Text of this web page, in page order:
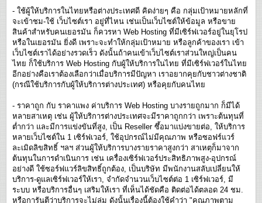
- ใช้ผู้ให้บริการในไทยหรือต่างประเทศดี คิดง่ายๆ คือ กลุ่มเป้าหมายหลักที่
จะเข้าชม-ใช้ เว็บไซต์เรา อยู่ที่ไหน เช่นเป็นเว็บไซต์ให้ข้อมูล หรือขาย
สินค้าสำหรับคนเยอรมัน ก็ควรหา Web Hosting ที่มีเซิร์ฟเวอร์อยู่ในยุโรป
หรือในเยอรมัน ยิ่งดี เพราะจะทำให้กลุ่มเป้าหมาย หรือลูกค้าของเรา เข้า
เว็บไซต์เราได้อย่างรวดเร็ว ดังนั้นถ้าคนเข้าเว็บไซต์เราส่วนใหญ่เป็นคน
ไทย ก็ใช้บริการ Web Hosting กับผู้ให้บริการในไทย ที่มีเซิร์ฟเวอร์ในไทย
อีกอย่างคือเราต้องเลือกว่าเมื่อบริการมีปัญหา เราอยากคุยกับชาวต่างชาติ
(กรณีใช้บริการกับผู้ให้บริการต่างประเทศ) หรือคุยกับคนไทย
- ราคาถูก กับ ราคาแพง ค่าบริการ Web Hosting บางรายถูกมาก ก็มีได้
หลายสาเหตุ เช่น ผู้ให้บริการต่างประเทศจะมีราคาถูกกว่า เพราะต้นทุนที่
ต่ำกว่า และมีการแข่งขันที่สูง, เป็น Reseller ซึ้อมาแบ่งขายต่อ, ให้บริการ
หลายเว็บไซต์ใน 1 เซิร์ฟเวอร์, ใช้อุปกรณ์ไม่มีคุณภาพ หรือซอฟร์แวร์
ละเมิดลิขสิทธิ์ ฯลฯ ส่วนผู้ให้บริการบางรายราคาสูงกว่า สาเหตุก็มาจาก
ต้นทุนในการดำเนินการ เช่น เครื่องเซิร์ฟเวอร์ประสิทธิภาพสูง-อุปกรณ์
อย่างดี ใช้ซอร์ฟแวร์ลิขสิทธิ์ถูกต้อง, เป็นบริษัท มีพนักงานสลับเปลี่ยนให้
บริการ-ดูแลเซิร์ฟเวอร์ให้เรา, จำกัดจำนวนเว็บไซต์ต่อ 1 เซิร์ฟเวอร์, มี
ระบบ หรือบริการอื่นๆ เสริมให้เรา ที่เห็นได้ชัดคือ ติดต่อได้ตลอด 24 ชม.
หรือการันตีว่าบริการจะไม่ล่ม ดังนั้นเรื่องนี้ต้องใช้คำว่า "คุณภาพตาม